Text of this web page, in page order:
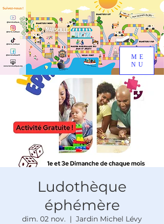
ME
NU
Ludothèque
éphémère
dim. 02 nov.
  |
Jardin Michel Lévy